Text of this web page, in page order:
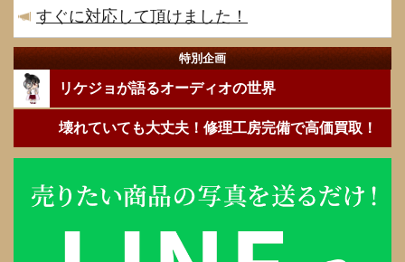
すぐに対応して頂けました！
特別企画
リケジョが語るオーディオの世界
壊れていても大丈夫！修理工房完備で高価買取！